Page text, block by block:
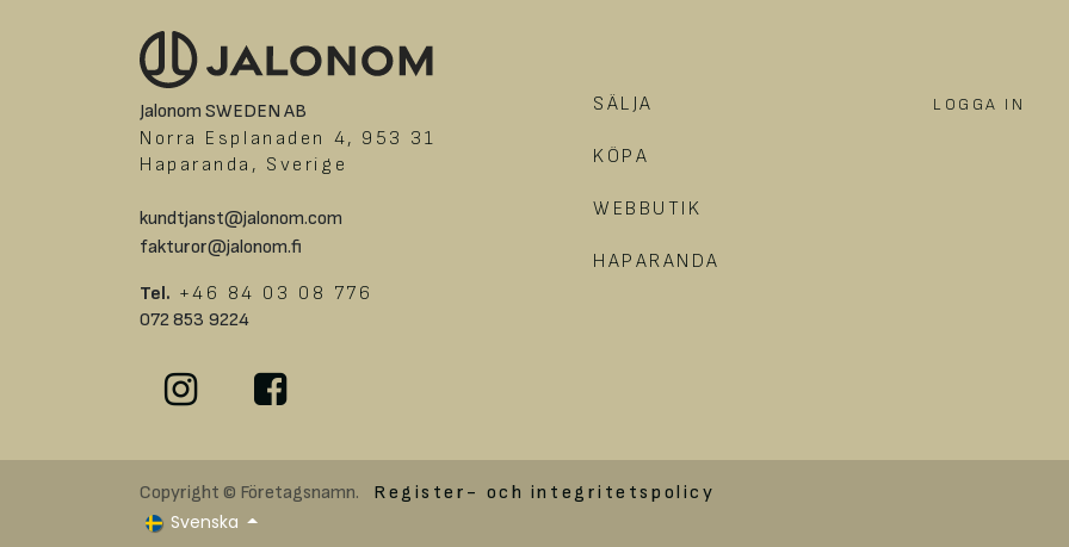
Jalonom SWEDEN AB
Norra Esplanaden 4, 953 31
Haparanda, Sverige
kundtjanst@jalonom.com
fakturor@jalonom.fi
Tel. +46 84 03 08 776
072 853 9224
SÄLJA
KÖPA
WEBBUTIK
HAPARANDA
LOGGA IN
Copyright © Företagsnamn. Register- och integritetspolicy
Svenska